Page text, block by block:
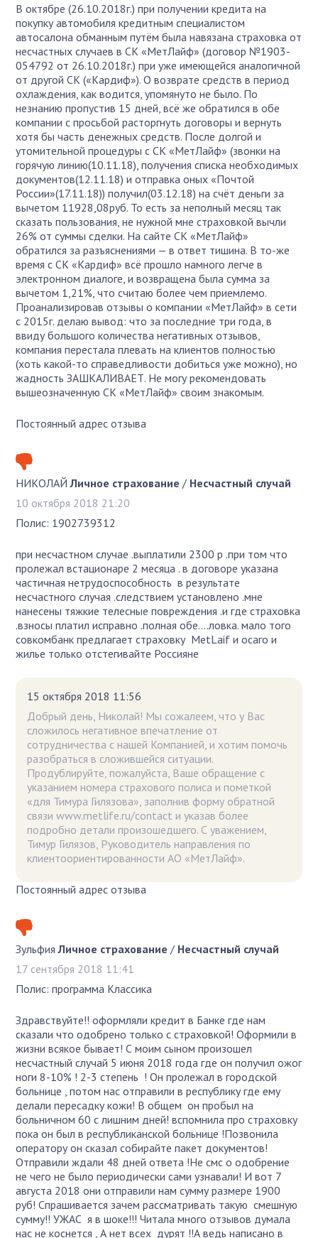
В октябре (26.10.2018г.) при получении кредита на
покупку автомобиля кредитным специалистом
автосалона обманным путём была навязана страховка от
несчастных случаев в СК «МетЛайф» (договор №1903-
054792 от 26.10.2018г.) при уже имеющейся аналогичной
от другой СК («Кардиф»). О возврате средств в период
охлаждения, как водится, упомянуто не было. По
незнанию пропустив 15 дней, всё же обратился в обе
компании с просьбой расторгнуть договоры и вернуть
хотя бы часть денежных средств. После долгой и
утомительной процедуры с СК «МетЛайф» (звонки на
горячую линию(10.11.18), получения списка необходимых
документов(12.11.18) и отправка оных «Почтой
России»(17.11.18)) получил(03.12.18) на счёт деньги за
вычетом 11928,08руб. То есть за неполный месяц так
сказать пользования, не нужной мне страховкой вычли
26% от суммы сделки. На сайте СК «МетЛайф»
обратился за разъяснениями — в ответ тишина. В то-же
время с СК «Кардиф» всё прошло намного легче в
электронном диалоге, и возвращена была сумма за
вычетом 1,21%, что считаю более чем приемлемо.
Проанализировав отзывы о компании «МетЛайф» в сети
с 2015г. делаю вывод: что за последние три года, в
ввиду большого количества негативных отзывов,
компания перестала плевать на клиентов полностью
(хоть какой-то справедливости добиться уже можно), но
жадность ЗАШКАЛИВАЕТ. Не могу рекомендовать
вышеозначенную СК «МетЛайф» своим знакомым.
Постоянный адрес отзыва
НИКОЛАЙ Личное страхование / Несчастный случай
10 октября 2018 21:20
Полис: 1902739312
при несчастном случае .выплатили 2300 р .при том что
пролежал встационаре 2 месяца . в договоре указана
частичная нетрудоспособность в результате
несчастного случая .следствием установлено .мне
нанесены тяжкие телесные повреждения .и где страховка
.взносы платил исправно .полная обе....ловка. мало того
совкомбанк предлагает страховку MetLaif и осаго и
жилье только отстегивайте Россияне
15 октября 2018 11:56
Добрый день, Николай! Мы сожалеем, что у Вас
сложилось негативное впечатление от
сотрудничества с нашей Компанией, и хотим помочь
разобраться в сложившейся ситуации.
Продублируйте, пожалуйста, Ваше обращение с
указанием номера страхового полиса и пометкой
«для Тимура Гилязова», заполнив форму обратной
связи www.metlife.ru/contact и указав более
подробно детали произошедшего. С уважением,
Тимур Гилязов, Руководитель направления по
клиентоориентированности АО «МетЛайф».
Постоянный адрес отзыва
Зульфия Личное страхование / Несчастный случай
17 сентября 2018 11:41
Полис: программа Классика
Здравствуйте!! оформляли кредит в Банке где нам
сказали что одобрено только с страховкой! Оформили в
жизни всякое бывает! С моим сыном произошел
несчастный случай 5 июня 2018 года где он получил ожог
ноги 8-10% ! 2-3 степень ! Он пролежал в городской
больнице , потом нас отправили в республику где ему
делали пересадку кожи! В общем он пробыл на
больничном 60 с лишним дней! вспомнила про страховку
пока он был в республиканской больнице !Позвонила
оператору он сказал собирайте пакет документов!
Отправили ждали 48 дней ответа !Не смс о одобрение
не чего не было периодически сами узнавали! И вот 7
августа 2018 они отправили нам сумму размере 1900
руб! Спрашивается зачем рассматривать такую смешную
сумму!! УЖАС я в шоке!!! Читала много отзывов думала
нас не коснется , А нет всех дурят !!А ведь написано в